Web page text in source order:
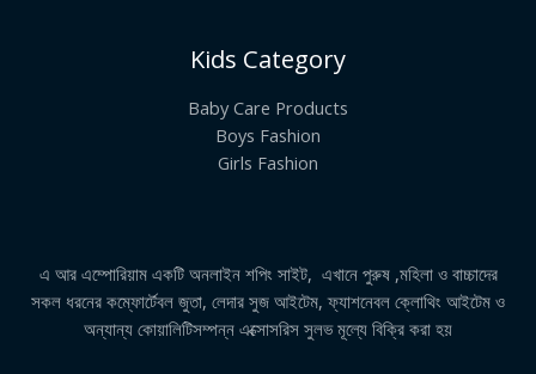
Kids Category
Baby Care Products
Boys Fashion
Girls Fashion
এ আর এম্পোরিয়াম একটি অনলাইন শপিং সাইট, এখানে পুরুষ ,মহিলা ও বাচ্চাদের
সকল ধরনের কম্ফোর্টেবল জুতা, লেদার সুজ আইটেম, ফ্যাশনেবল ক্লোথিং আইটেম ও
অন্যান্য কোয়ালিটিসম্পন্ন এক্সোসরিস সুলভ মূল্যে বিক্রি করা হয়